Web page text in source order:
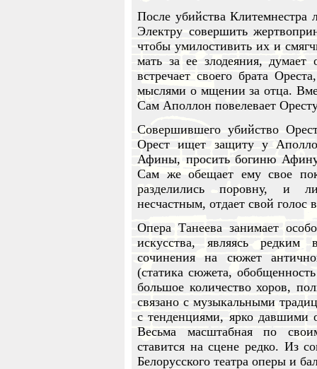
После убийства
Электру совершить
чтобы умилостивить их и
мать за ее злодеяния,
встречает своего брата
мыслями о мщении за отца.
Сам Аполлон повелевает
Совершившего убийство
Орест ищет защиту у
Афины, просить богиню
Сам же обещает ему свое
разделились поровну, и
несчастным, отдает свой голос
Опера Танеева занимает
искусства, являясь редким
сочинения на сюжет
(статика сюжета,
большое количество хоров,
связано с музыкальными
с тенденциями, ярко давшими
Весьма масштабная по
ставится на сцене редко. Из
Белорусского театра оперы и